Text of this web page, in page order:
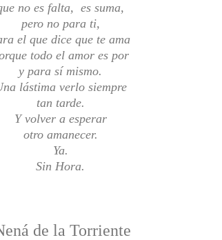
no es falta, es suma,
pero no para ti,
el que dice que te ama
todo el amor es por
y para sí mismo.
lástima verlo siempre
tan tarde.
Y volver a esperar
otro amanecer.
Ya.
Sin Hora.
de la Torriente